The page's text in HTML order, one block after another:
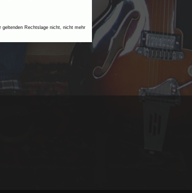
geltenden Rechtslage nicht, nicht mehr